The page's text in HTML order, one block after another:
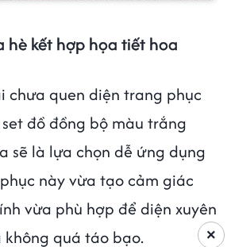
hè kết hợp họa tiết hoa
chưa quen diện trang phục
đồ đồng bộ màu trắng
sẽ là lựa chọn dễ ứng dụng
này vừa tạo cảm giác
vừa phù hợp để diện xuyên
không quá táo bạo.
×